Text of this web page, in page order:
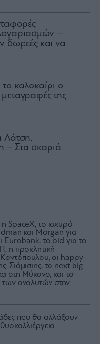
SpaceX, το ισχυρό
και Morgan για
Eurobank, το bid για το
η προκλητική
οι happy
Σιάμισιης, τo next big
στη Μύκονο, και το
των αναλυτών στην
που θα αλλάξουν
–
δωρεές και να
καλοκαίρι ο
της
Λάτση,
– Στα σκαριά